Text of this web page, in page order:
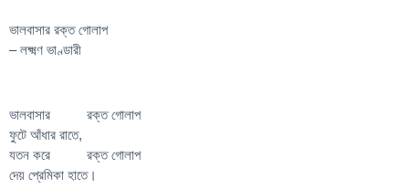
ভালবাসার রক্ত গোলাপ
– লক্ষ্মণ ভাণ্ডারী
ভালবাসার রক্ত গোলাপ
ফুটে আঁধার রাতে,
যতন করে রক্ত গোলাপ
দেয় প্রেমিকা হাতে।